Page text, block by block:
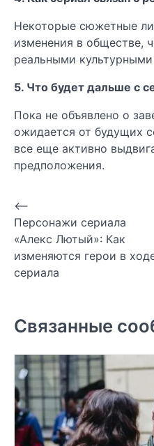
Некоторые сюжетные
изменения в обществе,
реальными
5. Что будет дальше с
Пока не объявлено о
ожидается от будущих
все еще активно
предположения.
Навигация
по
записям
⟵
Персонажи сериала
«Алекс Лютый»: Как
изменяются герои в
сериала
Связанные